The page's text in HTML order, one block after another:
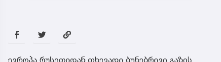
ევროპა რუსეთიდან თხევადი ბუნებრივი გაზის